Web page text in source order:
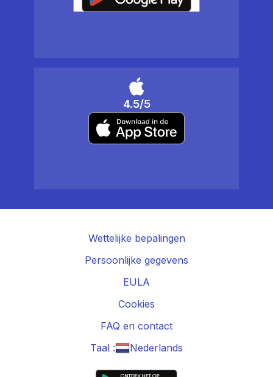
4.5/5
Wettelijke bepalingen
Persoonlijke gegevens
EULA
Cookies
FAQ en contact
Taal :
Nederlands